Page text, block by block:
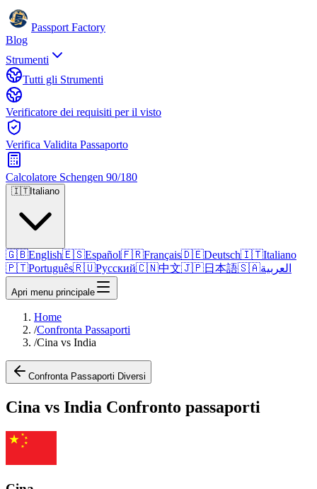
Passport Factory
Blog
Strumenti
Tutti gli Strumenti
Verificatore dei requisiti per il visto
Verifica Validita Passaporto
Calcolatore Schengen 90/180
🇮🇹Italiano
🇬🇧English🇪🇸Español🇫🇷Français🇩🇪Deutsch🇮🇹Italiano
🇵🇹Português🇷🇺Русский🇨🇳中文🇯🇵日本語🇸🇦العربية
Apri menu principale
Home
/Confronta Passaporti
/Cina vs India
Confronta Passaporti Diversi
Cina vs India Confronto passaporti